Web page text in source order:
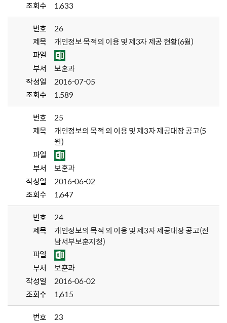
조회수
1,633
번호
26
제목
개인정보 목적외 이용 및 제3자 제공 현황(6월)
파일
부서
보훈과
작성일
2016-07-05
조회수
1,589
번호
25
제목
개인정보의 목적 외 이용 및 제3자 제공대장 공고(5
월)
파일
부서
보훈과
작성일
2016-06-02
조회수
1,647
번호
24
제목
개인정보의 목적 외 이용 및 제3자 제공대장 공고(전
남서부보훈지청)
파일
부서
보훈과
작성일
2016-06-02
조회수
1,615
번호
23